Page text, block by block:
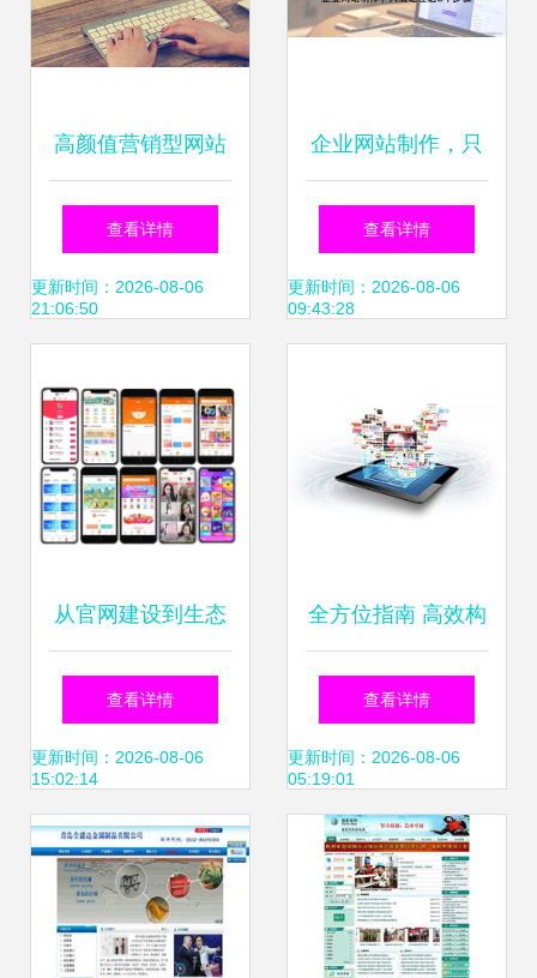
高颜值营销型网站
打造产品畅销的数
字化利器
查看详情
更新时间：2026-08-06
21:06:50
企业网站制作，只
需记住这8个步骤
查看详情
更新时间：2026-08-06
09:43:28
从官网建设到生态
赋能 企业数字化转
型的全方位解决方
案
查看详情
更新时间：2026-08-06
15:02:14
全方位指南 高效构
建成功网站的完整
流程
查看详情
更新时间：2026-08-06
05:19:01